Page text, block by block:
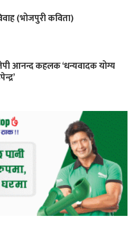
(भोजपुरी कविता)
आनन्द कहलक ‘धन्यवादक योग्य